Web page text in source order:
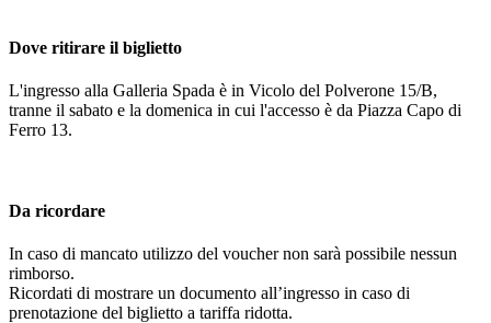
Dove ritirare il biglietto
L'ingresso alla Galleria Spada è in Vicolo del Polverone 15/B,
tranne il sabato e la domenica in cui l'accesso è da Piazza Capo di
Ferro 13.
Da ricordare
In caso di mancato utilizzo del voucher non sarà possibile nessun
rimborso.
Ricordati di mostrare un documento all’ingresso in caso di
prenotazione del biglietto a tariffa ridotta.